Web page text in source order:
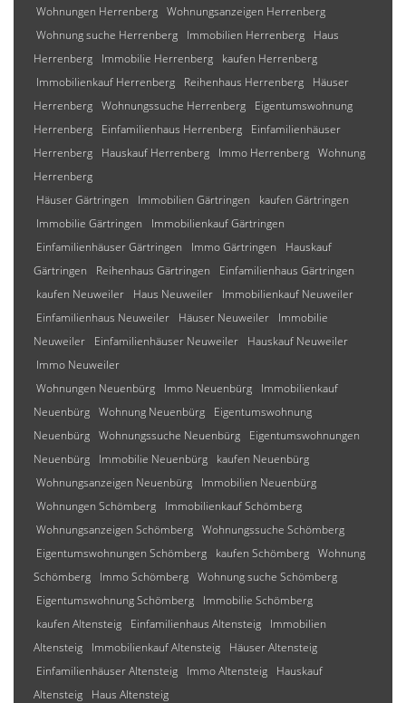
Wohnungen Herrenberg Wohnungsanzeigen Herrenberg
Wohnung suche Herrenberg
Immobilien Herrenberg
Haus
Herrenberg
Immobilie Herrenberg
kaufen Herrenberg
Immobilienkauf Herrenberg
Reihenhaus Herrenberg
Häuser
Herrenberg Wohnungssuche Herrenberg
Eigentumswohnung
Herrenberg
Einfamilienhaus Herrenberg
Einfamilienhäuser
Herrenberg
Hauskauf Herrenberg Immo Herrenberg Wohnung
Herrenberg
Häuser Gärtringen
Immobilien Gärtringen
kaufen Gärtringen
Immobilie Gärtringen
Immobilienkauf Gärtringen
Einfamilienhäuser Gärtringen
Immo Gärtringen
Hauskauf
Gärtringen
Reihenhaus Gärtringen
Einfamilienhaus Gärtringen
kaufen Neuweiler
Haus Neuweiler
Immobilienkauf Neuweiler
Einfamilienhaus Neuweiler
Häuser Neuweiler
Immobilie
Neuweiler
Einfamilienhäuser Neuweiler
Hauskauf Neuweiler
Immo Neuweiler
Wohnungen Neuenbürg
Immo Neuenbürg
Immobilienkauf
Neuenbürg Wohnung Neuenbürg
Eigentumswohnung
Neuenbürg Wohnungssuche Neuenbürg
Eigentumswohnungen
Neuenbürg
Immobilie Neuenbürg
kaufen Neuenbürg
Wohnungsanzeigen Neuenbürg
Immobilien Neuenbürg
Wohnungen Schömberg
Immobilienkauf Schömberg
Wohnungsanzeigen Schömberg Wohnungssuche Schömberg
Eigentumswohnungen Schömberg
kaufen Schömberg Wohnung
Schömberg
Immo Schömberg Wohnung suche Schömberg
Eigentumswohnung Schömberg
Immobilie Schömberg
kaufen Altensteig
Einfamilienhaus Altensteig
Immobilien
Altensteig
Immobilienkauf Altensteig
Häuser Altensteig
Einfamilienhäuser Altensteig
Immo Altensteig
Hauskauf
Altensteig
Haus Altensteig